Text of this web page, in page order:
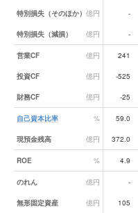
特別損失（そのほか） 億円 -
特別損失（減損） 億円 -
営業CF 億円 241
投資CF 億円 -525
財務CF 億円 -25
自己資本比率 % 59.0
現預金残高 億円 372.0
ROE % 4.9
のれん 億円 -
無形固定資産 億円 105